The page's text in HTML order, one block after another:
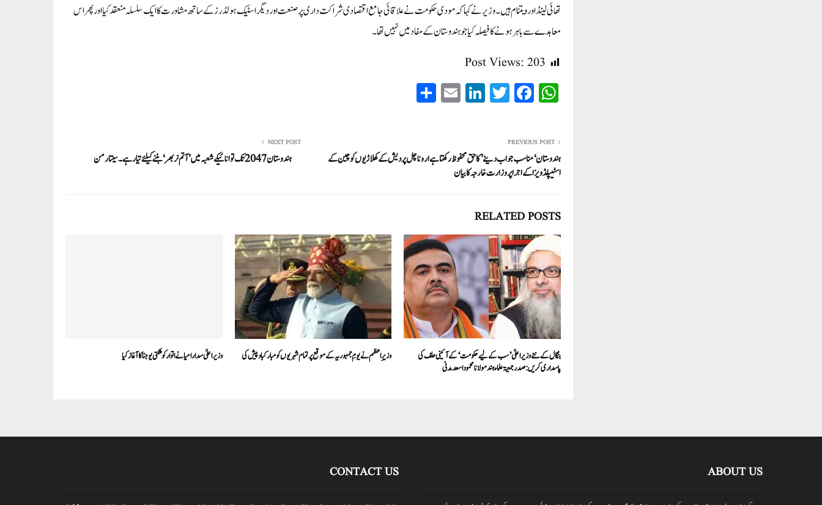
تھائی لینڈ اور ویتنام ہیں۔وزیر نے کہا کہ مودی حکومت نے علاقائی جامع اقتصادی شراکت داری پر صنعت اور دیگر اسٹیک ہولڈرز کے ساتھ مشاورت کا ایک سلسلہ منعقد کیا اور پھر اس
معاہدے سے باہر ہونے کا فیصلہ کیا جو ہندوستان کے مفاد میں نہیں تھا۔
Post Views: 203
W
A
pp
Fa
ok
T
r
Li
In
E
PREVIOUS POST
ہندوستان ‘ مناسب جواب دینے’ کا حق محفوظ رکھتا ہے اروناچل پردیش کے کھلاڑیوں کو چین کے
اسٹیپلڈ ویزا کے اجرا پر وزارت خارجہ کا بیان
NEXT POST
ہندوستان 2047 تک توانائیکے شعبہ میں’ آتم نربھر‘ بننے کیلئے تیار ہے۔سیتا رمن
RELATED POSTS
بنگال کے نئے وزیر اعلیٰ ’سب کے لیے حکومت‘ کے آئینی حلف کی
پاسداری کریں: صدر جمعیۃ علماء ہند مولانا محمود اسعد مدنی
وزیرِ اعظم نے یومِ جمہوریہ کے موقع پر تمام شہریوں کو مبارکباد پیش کی وزیر اعلیٰ سدارامیا نے اتوار کو شکتی یوجنا کا آغاز کیا
ABOUT US
CONTACT US